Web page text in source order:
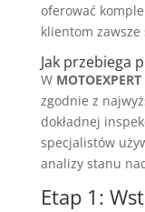
oferować
klientom zawsze
Jak przebiega
W MOTOEXPERT
zgodnie z
dokładnej
specjalistów
analizy stanu
Etap 1: